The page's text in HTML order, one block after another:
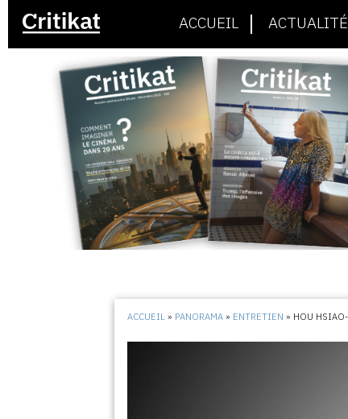
ACCUEIL ACTUALITÉ
ACCUEIL » PANORAMA » ENTRETIEN » HOU